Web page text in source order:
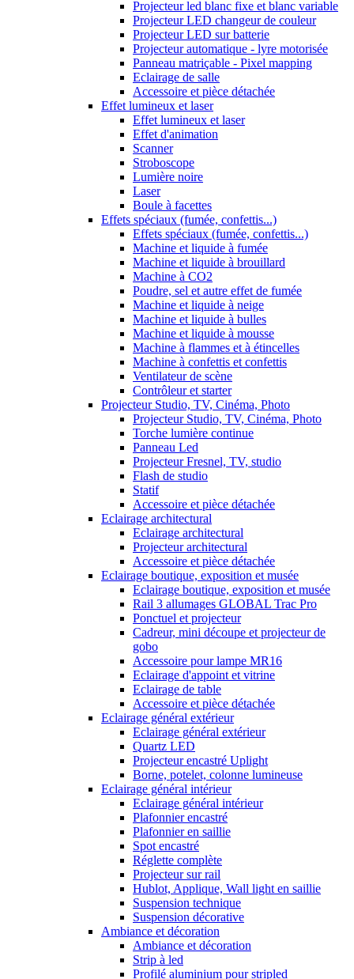
Projecteur led blanc fixe et blanc variable
Projecteur LED changeur de couleur
Projecteur LED sur batterie
Projecteur automatique - lyre motorisée
Panneau matriçable - Pixel mapping
Eclairage de salle
Accessoire et pièce détachée
Effet lumineux et laser
Effet lumineux et laser
Effet d'animation
Scanner
Stroboscope
Lumière noire
Laser
Boule à facettes
Effets spéciaux (fumée, confettis...)
Effets spéciaux (fumée, confettis...)
Machine et liquide à fumée
Machine et liquide à brouillard
Machine à CO2
Poudre, sel et autre effet de fumée
Machine et liquide à neige
Machine et liquide à bulles
Machine et liquide à mousse
Machine à flammes et à étincelles
Machine à confettis et confettis
Ventilateur de scène
Contrôleur et starter
Projecteur Studio, TV, Cinéma, Photo
Projecteur Studio, TV, Cinéma, Photo
Torche lumière continue
Panneau Led
Projecteur Fresnel, TV, studio
Flash de studio
Statif
Accessoire et pièce détachée
Eclairage architectural
Eclairage architectural
Projecteur architectural
Accessoire et pièce détachée
Eclairage boutique, exposition et musée
Eclairage boutique, exposition et musée
Rail 3 allumages GLOBAL Trac Pro
Ponctuel et projecteur
Cadreur, mini découpe et projecteur de
gobo
Accessoire pour lampe MR16
Eclairage d'appoint et vitrine
Eclairage de table
Accessoire et pièce détachée
Eclairage général extérieur
Eclairage général extérieur
Quartz LED
Projecteur encastré Uplight
Borne, potelet, colonne lumineuse
Eclairage général intérieur
Eclairage général intérieur
Plafonnier encastré
Plafonnier en saillie
Spot encastré
Réglette complète
Projecteur sur rail
Hublot, Applique, Wall light en saillie
Suspension technique
Suspension décorative
Ambiance et décoration
Ambiance et décoration
Strip à led
Profilé aluminium pour stripled